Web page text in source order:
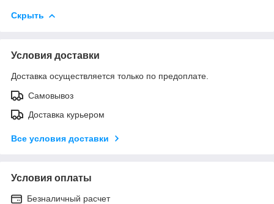
Скрыть
Условия доставки
Доставка осуществляется только по предоплате.
Самовывоз
Доставка курьером
Все условия доставки
Условия оплаты
Безналичный расчет